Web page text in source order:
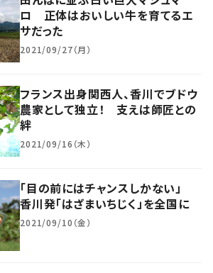
ロ 正体はおいしい牛を育てるエ
サだった
2021/09/27（月）
フランス出身関西人、香川でブドウ
農家として独立！ 支えは師匠との
絆
2021/09/16（木）
「目の前にはチャンスしかない」
香川発「はざまいちじく」を全国に
2021/09/10（金）